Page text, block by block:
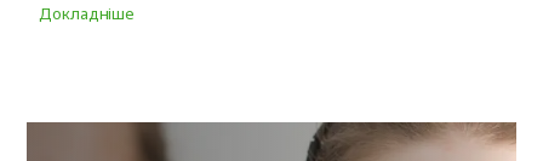
Докладніше